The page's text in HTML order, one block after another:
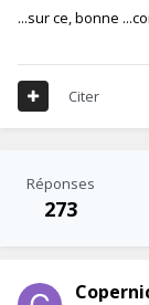
...sur ce, bonne
Citer
Réponses
273